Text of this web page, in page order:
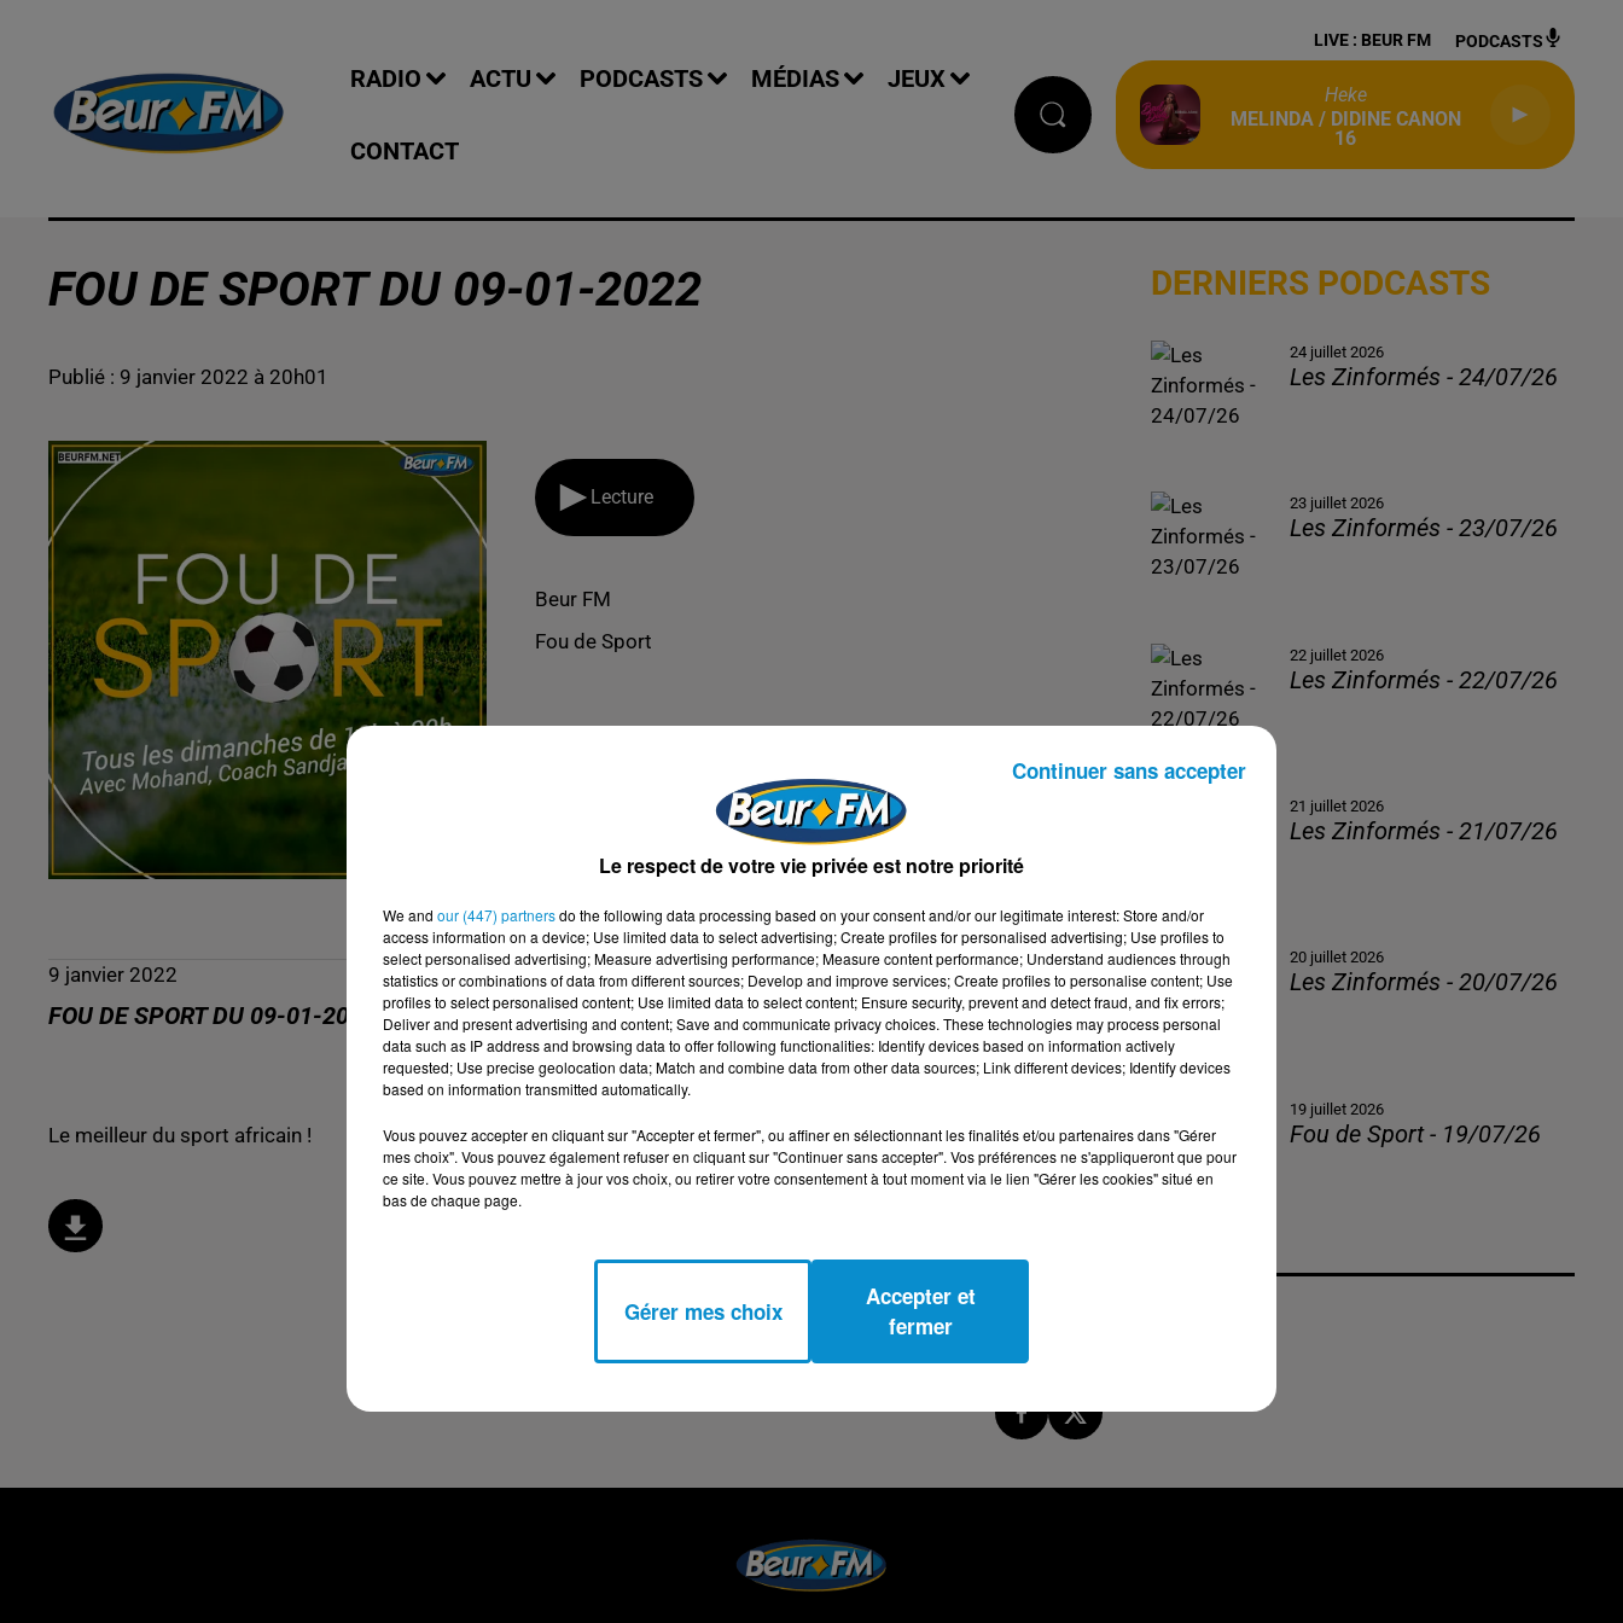
RADIO ACTU PODCASTS MÉDIAS JEUX
CONTACT
LIVE : BEUR FM PODCASTS
Heke
MELINDA / DIDINE CANON
16
FOU DE SPORT DU 09-01-2022
Publié : 9 janvier 2022 à 20h01
Lecture
Beur FM
Fou de Sport
9 janvier 2022
FOU DE SPORT DU 09-01-2022
Le meilleur du sport africain !
DERNIERS PODCASTS
24 juillet 2026
Les Zinformés - 24/07/26
23 juillet 2026
Les Zinformés - 23/07/26
22 juillet 2026
Les Zinformés - 22/07/26
21 juillet 2026
Les Zinformés - 21/07/26
20 juillet 2026
Les Zinformés - 20/07/26
19 juillet 2026
Fou de Sport - 19/07/26
Le respect de votre vie privée est notre priorité
We and our (447) partnersdo the following data processing based on your consent and/or our legitimate interest: Store and/or
access information on a device; Use limited data to select advertising; Create profiles for personalised advertising; Use profiles to
select personalised advertising; Measure advertising performance; Measure content performance; Understand audiences through
statistics or combinations of data from different sources; Develop and improve services; Create profiles to personalise content; Use
profiles to select personalised content; Use limited data to select content; Ensure security, prevent and detect fraud, and fix errors;
Deliver and present advertising and content; Save and communicate privacy choices. These technologies may process personal
data such as IP address and browsing data to offer following functionalities: Identify devices based on information actively
requested; Use precise geolocation data; Match and combine data from other data sources; Link different devices; Identify devices
based on information transmitted automatically.
Vous pouvez accepter en cliquant sur "Accepter et fermer", ou affiner en sélectionnant les finalités et/ou partenaires dans "Gérer
mes choix". Vous pouvez également refuser en cliquant sur "Continuer sans accepter". Vos préférences ne s'appliqueront que pour
ce site. Vous pouvez mettre à jour vos choix, ou retirer votre consentement à tout moment via le lien "Gérer les cookies" situé en
bas de chaque page.
Gérer mes choix
Accepter et
fermer
Continuer sans accepter